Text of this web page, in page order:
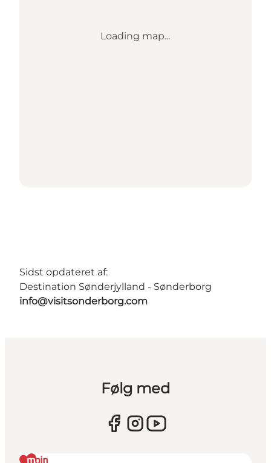
Loading map...
Sidst opdateret af:
Destination Sønderjylland - Sønderborg
info@visitsonderborg.com
Følg med